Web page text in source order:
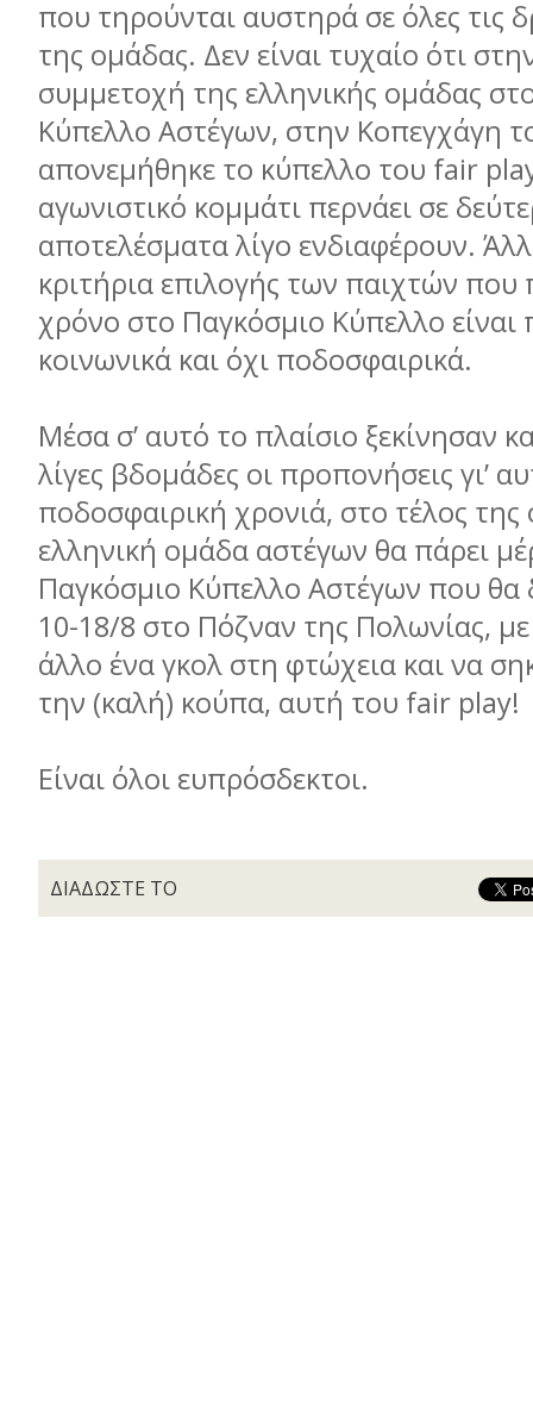
που τηρούνται αυστηρά σε όλες τις
της ομάδας. Δεν είναι τυχαίο ότι
συμμετοχή της ελληνικής ομάδας
Κύπελλο Αστέγων, στην Κοπεγχάγη
απονεμήθηκε το κύπελλο του fair
αγωνιστικό κομμάτι περνάει σε
αποτελέσματα λίγο ενδιαφέρουν.
κριτήρια επιλογής των παιχτών που
χρόνο στο Παγκόσμιο Κύπελλο είναι
κοινωνικά και όχι ποδοσφαιρικά.
Μέσα σ’ αυτό το πλαίσιο ξεκίνησαν
λίγες βδομάδες οι προπονήσεις γι’
ποδοσφαιρική χρονιά, στο τέλος της
ελληνική ομάδα αστέγων θα πάρει
Παγκόσμιο Κύπελλο Αστέγων που θα
10-18/8 στο Πόζναν της Πολωνίας,
άλλο ένα γκολ στη φτώχεια και να
την (καλή) κούπα, αυτή του fair play!
Είναι όλοι ευπρόσδεκτοι.
ΔΙΑΔΩΣΤΕ ΤΟ